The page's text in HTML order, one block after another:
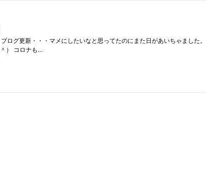
グ更新・・・マメにしたいなと思ってたのにまた日があいちゃました
） コロナも…